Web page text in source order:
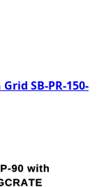
SB-PR-150-